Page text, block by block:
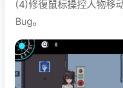
(4)修復鼠标操控人物移
Bug。